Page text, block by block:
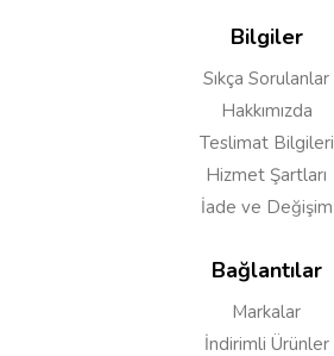
Yorumu Gönder
Bilgiler
Sıkça Sorulanlar
Hakkımızda
Teslimat Bilgileri
Hizmet Şartları
İade ve Değişim
Bağlantılar
Markalar
İndirimli Ürünler